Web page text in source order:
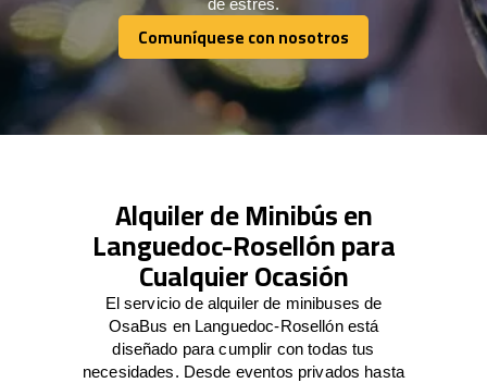
Comuníquese con nosotros
Comuníquese con nosotros
Alquiler de Minibús en
Languedoc-Rosellón para
Cualquier Ocasión
El servicio de alquiler de minibuses de
OsaBus en Languedoc-Rosellón está
diseñado para cumplir con todas tus
necesidades. Desde eventos privados hasta